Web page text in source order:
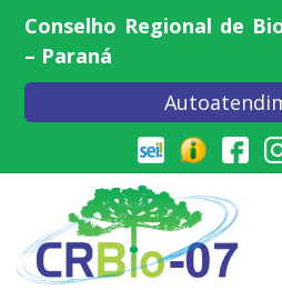
Conselho Regional de
– Paraná